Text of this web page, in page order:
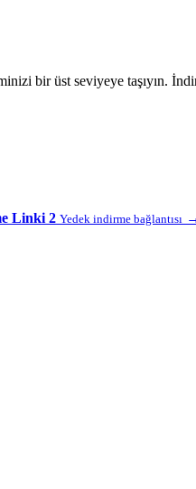
bir üst seviyeye taşıyın.
Linki 2 Yedek indirme bağlantısı